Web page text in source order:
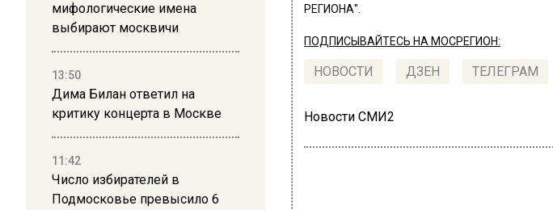
мифологические имена
выбирают москвичи
13:50
Дима Билан ответил на
критику концерта в Москве
11:42
Число избирателей в
Подмосковье превысило 6
РЕГИОНА".
ПОДПИСЫВАЙТЕСЬ НА МОСРЕГИОН:
НОВОСТИ ДЗЕН ТЕЛЕГРАМ
Новости СМИ2